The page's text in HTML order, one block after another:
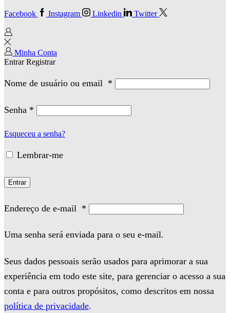
Facebook Instagram Linkedin Twitter
Minha Conta
EntrarRegistrar
Nome de usuário ou email *
Senha *
Esqueceu a senha?
Lembrar-me
Entrar
Endereço de e-mail *
Uma senha será enviada para o seu e-mail.
Seus dados pessoais serão usados para aprimorar a sua
experiência em todo este site, para gerenciar o acesso a sua
conta e para outros propósitos, como descritos em nossa
política de privacidade.